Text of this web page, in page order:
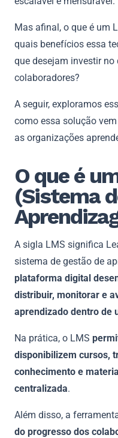
Mas afinal, o que é um
quais benefícios essa
que desejam investir no
colaboradores?
A seguir, exploramos
como essa solução
as organizações
O que é
(Sistema
A sigla LMS significa
sistema de gestão de
plataforma digital
distribuir, monitorar e
aprendizado dentro de
Na prática, o LMS
disponibilizem cursos,
conhecimento e
centralizada.
Além disso, a
do progresso dos